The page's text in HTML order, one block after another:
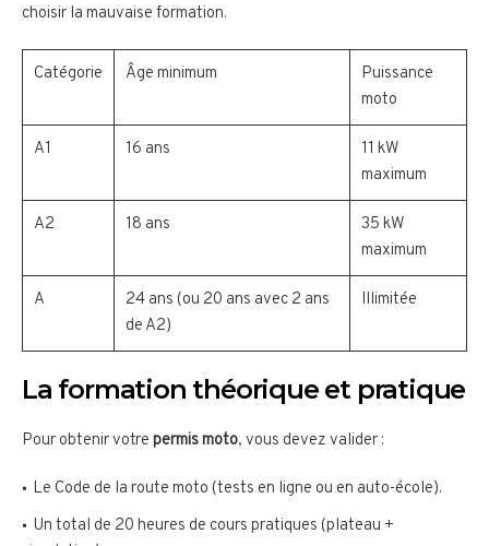
choisir la mauvaise formation.
Catégorie Âge minimum
Puissance
moto
A1 16 ans
11 kW
maximum
A2 18 ans
35 kW
maximum
A
24 ans (ou 20 ans avec 2 ans
de A2)
Illimitée
La formation théorique et pratique
Pour obtenir votre permis moto, vous devez valider :
Le Code de la route moto (tests en ligne ou en auto-école).
Un total de 20 heures de cours pratiques (plateau +